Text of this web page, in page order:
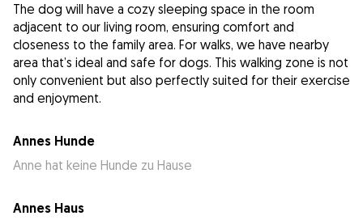
The dog will have a cozy sleeping space in the room
adjacent to our living room, ensuring comfort and
closeness to the family area. For walks, we have nearby
area that’s ideal and safe for dogs. This walking zone is not
only convenient but also perfectly suited for their exercise
and enjoyment.
Annes Hunde
Anne hat keine Hunde zu Hause
Annes Haus